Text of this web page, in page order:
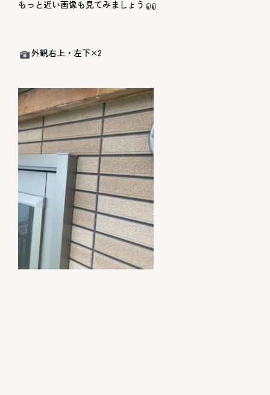
もっと近い画像も見てみましょう
外観右上・左下×2